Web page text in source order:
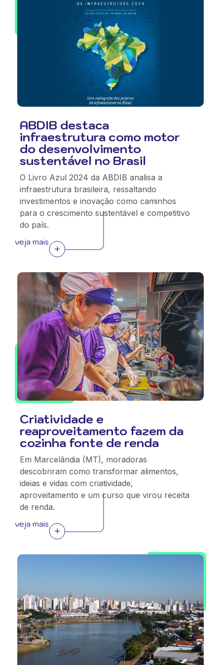
ABDIB destaca
infraestrutura como motor
do desenvolvimento
sustentável no Brasil
O Livro Azul 2024 da ABDIB analisa a
infraestrutura brasileira, ressaltando
investimentos e inovação como caminhos
para o crescimento sustentável e competitivo
do país.
veja mais
Criatividade e
reaproveitamento fazem da
cozinha fonte de renda
Em Marcelândia (MT), moradoras
descobriram como transformar alimentos,
ideias e vidas com criatividade,
aproveitamento e um curso que virou receita
de renda.
veja mais